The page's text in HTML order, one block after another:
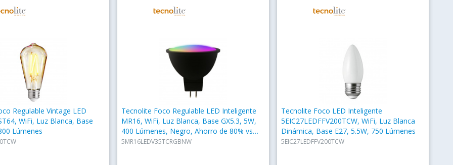
Regulable Vintage LED
WiFi, Luz Blanca, Base
Lúmenes
Tecnolite Foco Regulable LED Inteligente
MR16, WiFi, Luz Blanca, Base GX5.3, 5W,
400 Lúmenes, Negro, Ahorro de 80% vs
Foco Tradicional 25W
5MR16LEDV35TCRGBNW
Tecnolite Foco LED Inteligente
5EIC27LEDFFV200TCW, WiFi, Luz Blanca
Dinámica, Base E27, 5.5W, 750 Lúmenes
5EIC27LEDFFV200TCW